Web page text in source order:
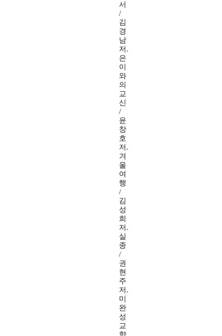
서
/
김
경
남
저.
은
이
와
의
교
신
/
윤
창
호
저.
겨
울
여
행
/
김
성
희
저.
실
종
/
권
현
주
저.
미
완
성
교